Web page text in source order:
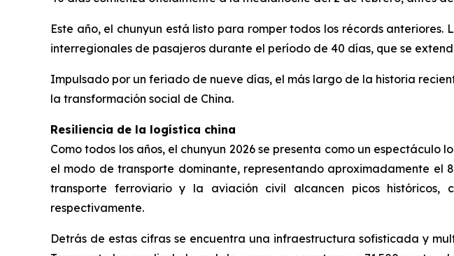
Este año, el chunyun está listo para romper todos los récords
interregionales de pasajeros durante el período de 40 días, que se
Impulsado por un feriado de nueve días, el más largo de la historia
la transformación social de China.
Resiliencia de la logística china
Como todos los años, el chunyun 2026 se presenta como un
el modo de transporte dominante, representando aproximadamente
transporte ferroviario y la aviación civil alcancen picos históricos,
respectivamente.
Detrás de estas cifras se encuentra una infraestructura sofisticada y